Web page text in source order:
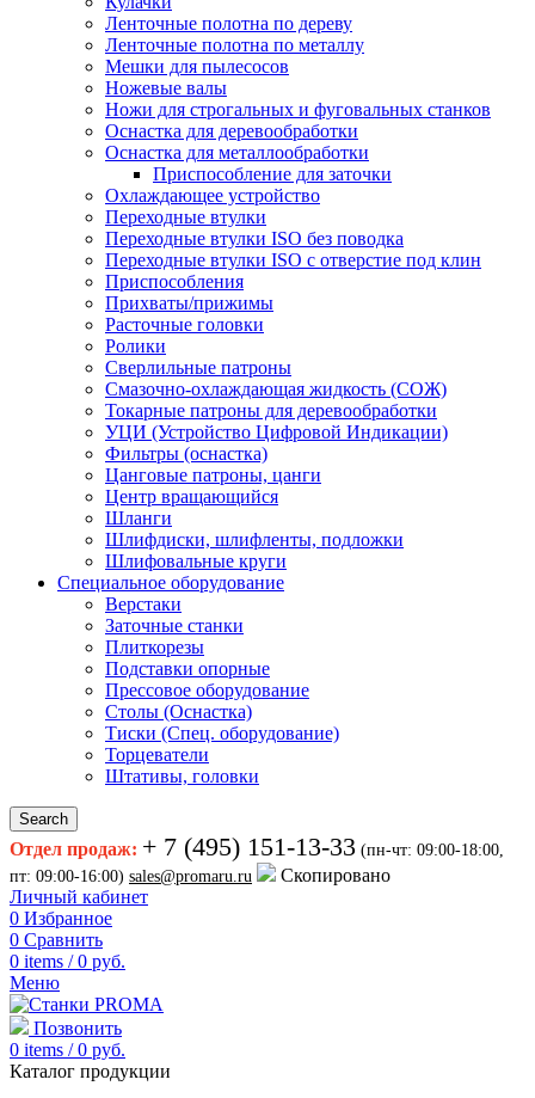
Ленточные полотна по дереву
Ленточные полотна по металлу
Мешки для пылесосов
Ножевые валы
Ножи для строгальных и фуговальных станков
Оснастка для деревообработки
Оснастка для металлообработки
Приспособление для заточки
Охлаждающее устройство
Переходные втулки
Переходные втулки ISO без поводка
Переходные втулки ISO с отверстие под клин
Приспособления
Прихваты/прижимы
Расточные головки
Ролики
Сверлильные патроны
Смазочно-охлаждающая жидкость (СОЖ)
Токарные патроны для деревообработки
УЦИ (Устройство Цифровой Индикации)
Фильтры (оснастка)
Цанговые патроны, цанги
Центр вращающийся
Шланги
Шлифдиски, шлифленты, подложки
Шлифовальные круги
Специальное оборудование
Верстаки
Заточные станки
Плиткорезы
Подставки опорные
Прессовое оборудование
Столы (Оснастка)
Тиски (Спец. оборудование)
Торцеватели
Штативы, головки
Search
Отдел продаж: + 7 (495) 151-13-33 (пн-чт: 09:00-18:00,
пт: 09:00-16:00) sales@promaru.ru
Скопировано
Личный кабинет
0 Избранное
0 Сравнить
0 items / 0 руб.
Меню
Позвонить
0 items / 0 руб.
Каталог продукции